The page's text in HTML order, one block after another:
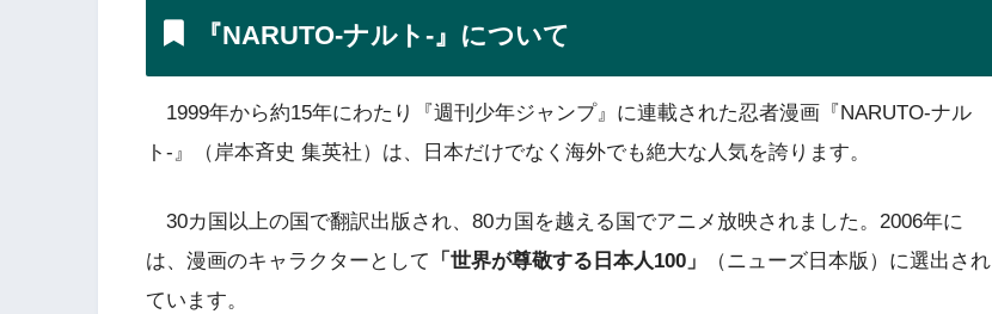
『NARUTO-ナルト-』について
1999年から約15年にわたり『週刊少年ジャンプ』に連載された忍者漫画『NARUTO-ナル
ト-』（岸本斉史 集英社）は、日本だけでなく海外でも絶大な人気を誇ります。
30カ国以上の国で翻訳出版され、80カ国を越える国でアニメ放映されました。2006年に
は、漫画のキャラクターとして 「世界が尊敬する日本人100」
（ニューズ日本版）に選出され
ています。